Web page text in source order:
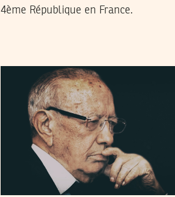
4ème République en France.